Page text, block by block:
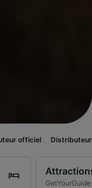
Distributeur officiel
GetYourGuide